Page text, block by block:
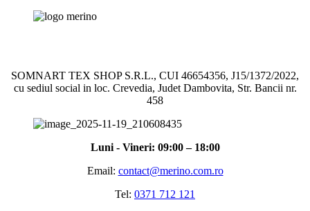
SOMNART TEX SHOP S.R.L., CUI 46654356, J15/1372/2022,
cu sediul social in loc. Crevedia, Judet Dambovita, Str. Bancii nr.
458
Luni - Vineri: 09:00 – 18:00
Email: contact@merino.com.ro
Tel: 0371 712 121